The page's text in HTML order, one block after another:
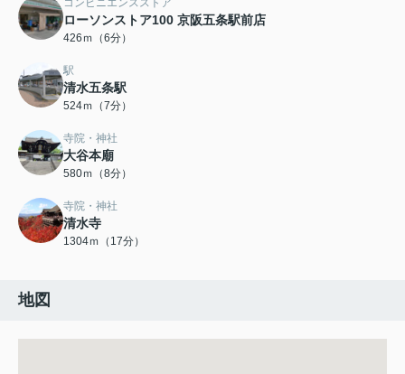
コンビニエンスストア
ローソンストア100 京阪五条駅前店
426ｍ（6分）
駅
清水五条駅
524ｍ（7分）
寺院・神社
大谷本廟
580ｍ（8分）
寺院・神社
清水寺
1304ｍ（17分）
地図